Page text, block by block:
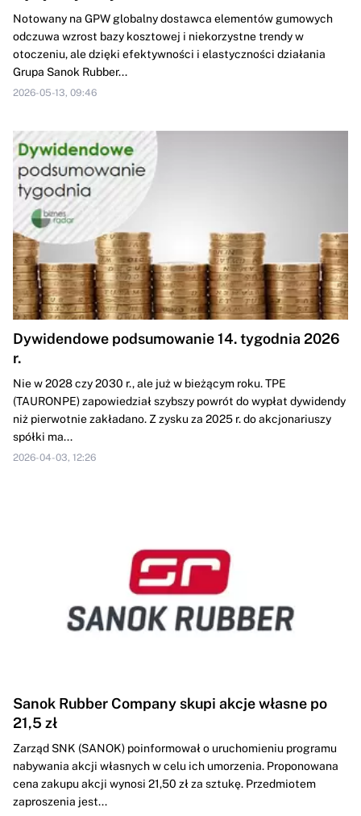
Notowany na GPW globalny dostawca elementów gumowych
odczuwa wzrost bazy kosztowej i niekorzystne trendy w
otoczeniu, ale dzięki efektywności i elastyczności działania
Grupa Sanok Rubber...
2026-05-13, 09:46
Dywidendowe podsumowanie 14. tygodnia 2026
r.
Nie w 2028 czy 2030 r., ale już w bieżącym roku. TPE
(TAURONPE) zapowiedział szybszy powrót do wypłat dywidendy
niż pierwotnie zakładano. Z zysku za 2025 r. do akcjonariuszy
spółki ma...
2026-04-03, 12:26
Sanok Rubber Company skupi akcje własne po
21,5 zł
Zarząd SNK (SANOK) poinformował o uruchomieniu programu
nabywania akcji własnych w celu ich umorzenia. Proponowana
cena zakupu akcji wynosi 21,50 zł za sztukę. Przedmiotem
zaproszenia jest...